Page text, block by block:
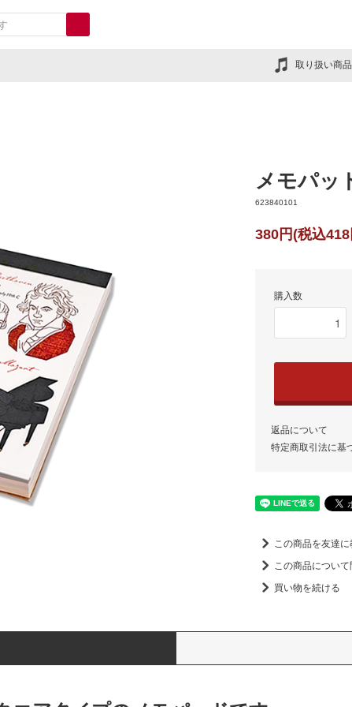
取り扱い商品
メモパ
623840101
380円(税込418
購入数
返品について
特定商取引法に基
この商品を友達に
この商品につい
買い物を続ける